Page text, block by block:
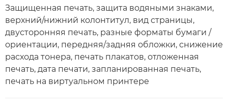
Защищенная печать, защита водяными знаками,
верхний/нижний колонтитул, вид страницы,
двусторонняя печать, разные форматы бумаги /
ориентации, передняя/задняя обложки, снижение
расхода тонера, печать плакатов, отложенная
печать, дата печати, запланированная печать,
печать на виртуальном принтере